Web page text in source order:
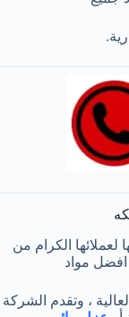
لعملائها الكرام من
مواد
، وتقدم الشركة